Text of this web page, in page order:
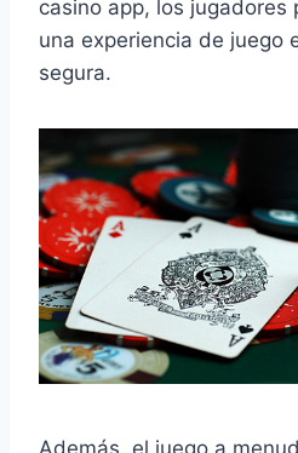
casino app, los
una experiencia de juego
segura.
Además, el juego a